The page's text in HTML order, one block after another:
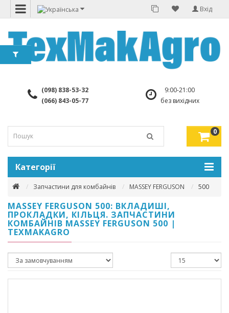
Вхід
(098) 838-53-32
(066) 843-05-77
9:00-21:00
без вихідних
0
Категорії
Запчастини для комбайнів MASSEY FERGUSON 500
MASSEY FERGUSON 500: ВКЛАДИШІ,
ПРОКЛАДКИ, КІЛЬЦЯ. ЗАПЧАСТИНИ
КОМБАЙНІВ MASSEY FERGUSON 500 |
TEXMAKAGRO